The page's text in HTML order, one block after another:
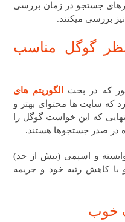
جستجو در زمان بررسی
بررسی میکنند.
نظر گوگل مناسب
که در بحث
الگوریتم های
که سایت ها محتوای بهتر و
که این خواست گوگل را
در صدر جستجوها هستند.
و اسپمی (بیش از حد)
با کاهش رتبه خود و جریمه
خوب